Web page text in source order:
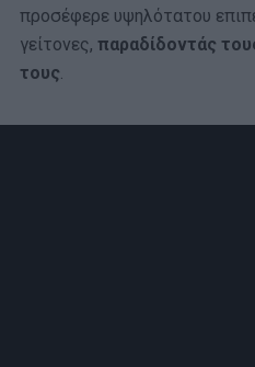
προσέφερε υψηλότατου
γείτονες, παραδίδοντάς
τους.